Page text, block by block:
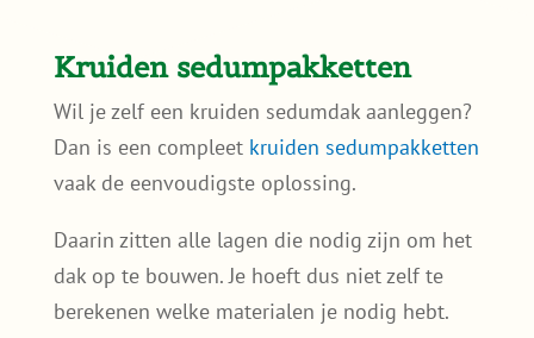
Kruiden sedumpakketten
Wil je zelf een kruiden sedumdak aanleggen?
Dan is een compleet kruiden sedumpakketten
vaak de eenvoudigste oplossing.
Daarin zitten alle lagen die nodig zijn om het
dak op te bouwen. Je hoeft dus niet zelf te
berekenen welke materialen je nodig hebt.